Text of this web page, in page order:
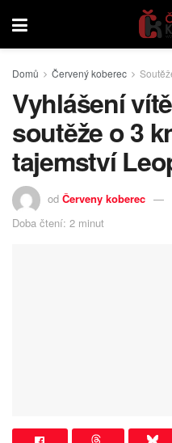
Domů Červený koberec
Vyhlášení
soutěže o 3
tajemství
od Červeny koberec
Doba čtení: 2 minut